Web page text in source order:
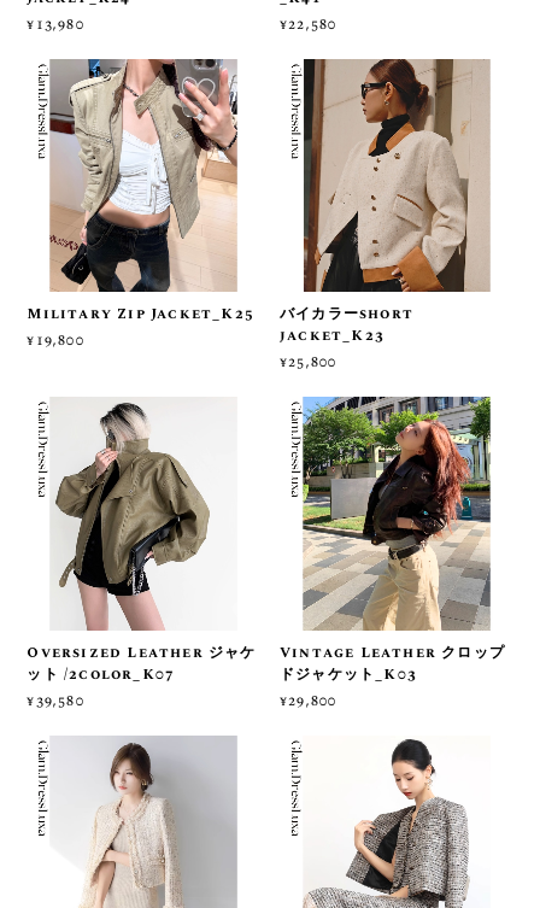
¥13,980
¥22,580
Military Zip Jacket_K25
¥19,800
バイカラーshort
jacket_K23
¥25,800
Oversized Leather ジャケ
ット /2color_K07
¥39,580
Vintage Leather クロップ
ドジャケット_K03
¥29,800